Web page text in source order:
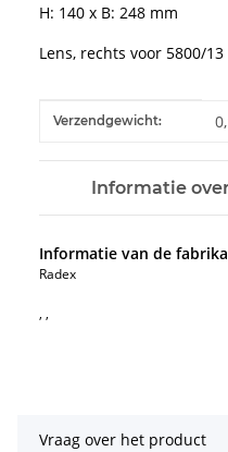
H: 140 x B: 248 mm
Lens, rechts voor 5800/
Verzendgewicht:
Informatie
Informatie van de
Radex
, ,
Vraag over het product